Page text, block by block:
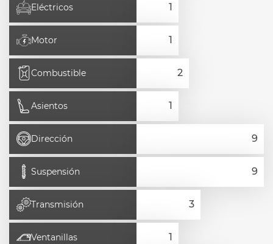
Eléctricos
Motor
Combustible
Asientos
Dirección
Suspensión
Transmisión
Ventanillas